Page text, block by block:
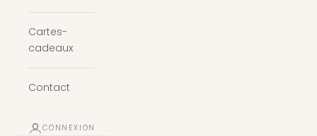
Cartes-
cadeaux
Contact
CONNEXION